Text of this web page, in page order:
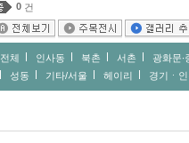
0 건
전체 인사동 북촌 서촌
광화문∙
성동
기타/서울 헤이리 경기ㆍ